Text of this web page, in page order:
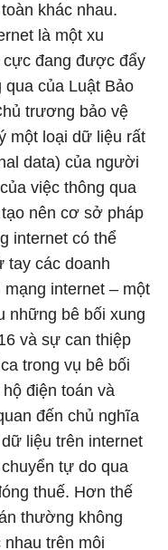
khác nhau.
là một xu
đang được đẩy
của Luật Bảo
trương bảo vệ
một loại dữ liệu rất
data) của người
việc thông qua
nên cơ sở pháp
internet có thể
tay các doanh
internet – một
những bê bối xung
và sự can thiệp
trong vụ bê bối
điện toán và
đến chủ nghĩa
liệu trên internet
tự do qua
thuế. Hơn thế
thường không
trên môi